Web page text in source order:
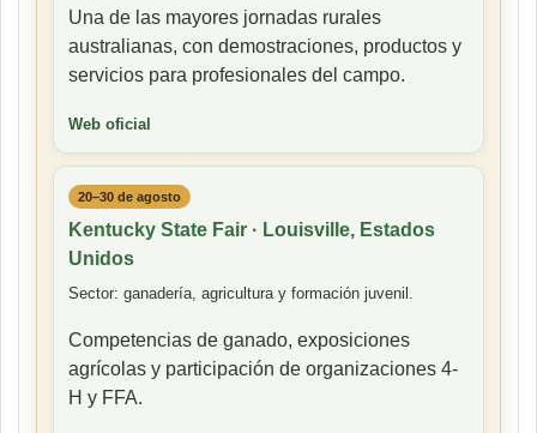
Una de las mayores jornadas rurales
australianas, con demostraciones, productos y
servicios para profesionales del campo.
Web oficial
20–30 de agosto
Kentucky State Fair · Louisville, Estados
Unidos
Sector: ganadería, agricultura y formación juvenil.
Competencias de ganado, exposiciones
agrícolas y participación de organizaciones 4-
H y FFA.